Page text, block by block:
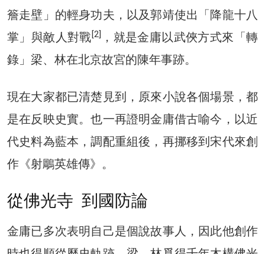
簷走壁」的輕身功夫，以及郭靖使出「降龍十八
掌」與敵人對戰[2]
，就是金庸以武俠方式來「轉
錄」梁、林在北京故宮的陳年事跡。
現在大家都已清楚見到，原來小說各個場景，都
是在反映史實。也一再證明金庸借古喻今，以近
代史料為藍本，調配重組後，再挪移到宋代來創
作《射鵰英雄傳》。
從佛光寺 到國防論
金庸已多次表明自己是個說故事人，因此他創作